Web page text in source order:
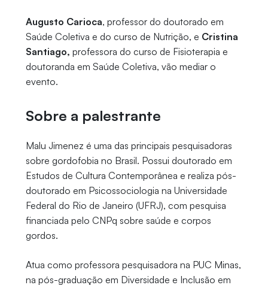
Augusto Carioca, professor do doutorado em
Saúde Coletiva e do curso de Nutrição, e Cristina
Santiago, professora do curso de Fisioterapia e
doutoranda em Saúde Coletiva, vão mediar o
evento.
Sobre a palestrante
Malu Jimenez é uma das principais pesquisadoras
sobre gordofobia no Brasil. Possui doutorado em
Estudos de Cultura Contemporânea e realiza pós-
doutorado em Psicossociologia na Universidade
Federal do Rio de Janeiro (UFRJ), com pesquisa
financiada pelo CNPq sobre saúde e corpos
gordos.
Atua como professora pesquisadora na PUC Minas,
na pós-graduação em Diversidade e Inclusão em